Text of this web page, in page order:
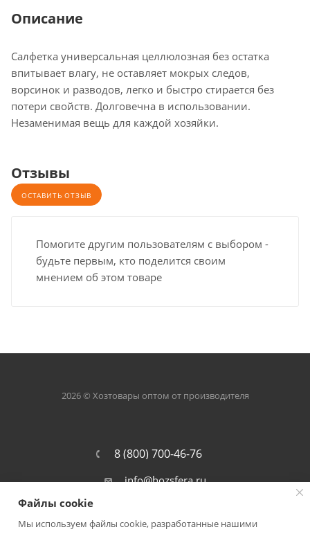
Описание
Салфетка универсальная целлюлозная без остатка
впитывает влагу, не оставляет мокрых следов,
ворсинок и разводов, легко и быстро стирается без
потери свойств. Долговечна в использовании.
Незаменимая вещь для каждой хозяйки.
Отзывы
ОСТАВИТЬ ОТЗЫВ
Помогите другим пользователям с выбором -
будьте первым, кто поделится своим
мнением об этом товаре
2026 © Хозтовары оптом от производителя
8 (800) 700-46-76
info@hozsfera.ru
301105, Тульская обл., Ленинский р-
он, пос. Ильинка, ул. Центральная, д.
Файлы cookie
Мы используем файлы cookie, разработанные нашими